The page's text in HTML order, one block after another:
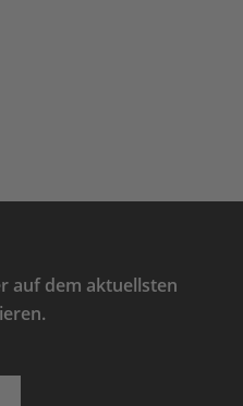
Bluesky
auf dem aktuellsten